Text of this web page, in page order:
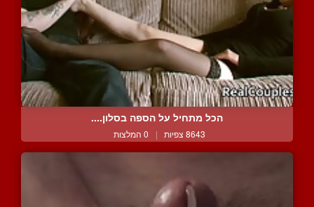
הכל מתחיל על הספה בסלון....
8643 צפיות | 0 המלצות